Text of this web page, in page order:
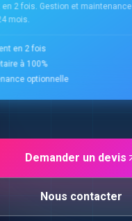
en 2 fois. Gestion et
mois.
en 2 fois
à 100%
optionnelle
Demander un devis
Nous contacter